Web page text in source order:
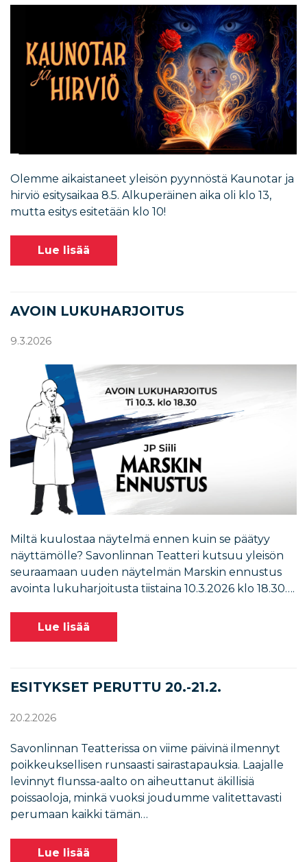
Olemme aikaistaneet yleisön pyynnöstä Kaunotar ja
hirviö esitysaikaa 8.5. Alkuperäinen aika oli klo 13,
mutta esitys esitetään klo 10!
Lue lisää
AVOIN LUKUHARJOITUS
9.3.2026
Miltä kuulostaa näytelmä ennen kuin se päätyy
näyttämölle? Savonlinnan Teatteri kutsuu yleisön
seuraamaan uuden näytelmän Marskin ennustus
avointa lukuharjoitusta tiistaina 10.3.2026 klo 18.30….
Lue lisää
ESITYKSET PERUTTU 20.-21.2.
20.2.2026
Savonlinnan Teatterissa on viime päivinä ilmennyt
poikkeuksellisen runsaasti sairastapauksia. Laajalle
levinnyt flunssa-aalto on aiheuttanut äkillisiä
poissaoloja, minkä vuoksi joudumme valitettavasti
perumaan kaikki tämän…
Lue lisää